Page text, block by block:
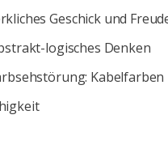
Geschick und
logisches Denken